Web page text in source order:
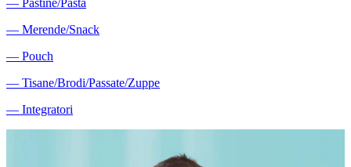
― Pastine/Pasta
― Merende/Snack
― Pouch
― Tisane/Brodi/Passate/Zuppe
― Integratori